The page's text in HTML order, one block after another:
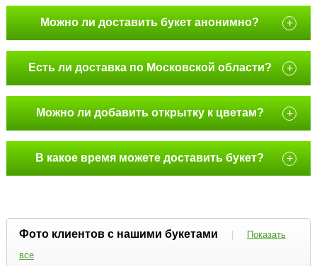
Можно ли доставить букет анонимно? +
Есть ли доставка по Московской области? +
Можно ли добавить открытку к цветам? +
В какое время можете доставить букет? +
Фото клиентов с нашими букетами |
Показать
все